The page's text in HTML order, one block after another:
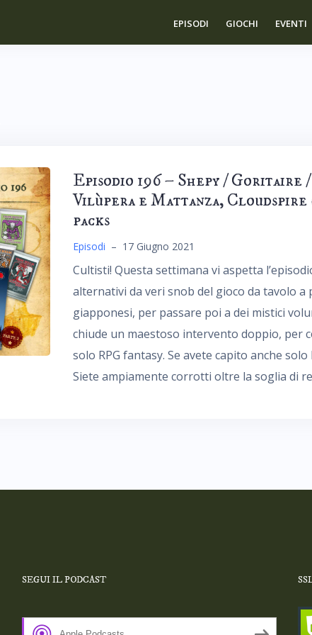
EPISODI GIOCHI EVENTI
Episodio 196 – Shepy /
Vilùpera e Mattanza,
packs
Episodi – 17 Giugno 2021
Cultisti! Questa settimana vi aspetta
alternativi da veri snob del gioco da tavolo
giapponesi, per passare poi a dei mistici
chiude un maestoso intervento doppio, per
solo RPG fantasy. Se avete capito anche
Siete ampiamente corrotti oltre la soglia di
SEGUI IL PODCAST